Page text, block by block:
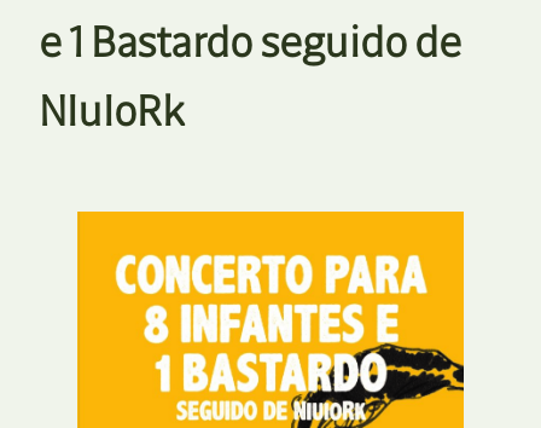
e 1 Bastardo seguido de
NIuIoRk